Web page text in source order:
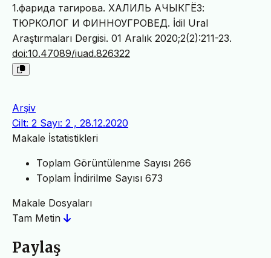
1.фарида тагирова. ХАЛИЛЬ АЧЫКГЁЗ:
ТЮРКОЛОГ И ФИННОУГРОВЕД. İdil Ural
Araştırmaları Dergisi. 01 Aralık 2020;2(2):211-23.
doi:10.47089/iuad.826322
Arşiv
Cilt: 2 Sayı: 2 , 28.12.2020
Makale İstatistikleri
Toplam Görüntülenme Sayısı 266
Toplam İndirilme Sayısı 673
Makale Dosyaları
Tam Metin
Paylaş